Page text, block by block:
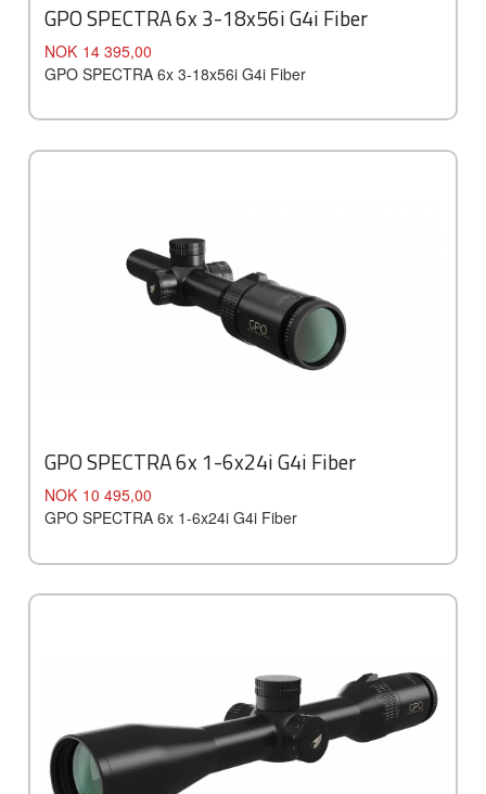
GPO SPECTRA 6x 3-18x56i G4i Fiber
Pris
NOK 14 395,00
GPO SPECTRA 6x 3-18x56i G4i Fiber
GPO SPECTRA 6x 1-6x24i G4i Fiber
Pris
NOK 10 495,00
GPO SPECTRA 6x 1-6x24i G4i Fiber